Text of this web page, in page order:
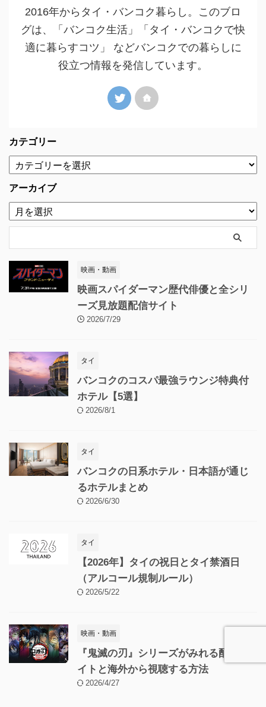
2016年からタイ・バンコク暮らし。このブロ
グは、「バンコク生活」「タイ・バンコクで快
適に暮らすコツ」 などバンコクでの暮らしに
役立つ情報を発信しています。
カテゴリー
アーカイブ
映画・動画
映画スパイダーマン歴代俳優と全シリ
ーズ見放題配信サイト
2026/7/29
タイ
バンコクのコスパ最強ラウンジ特典付
ホテル【5選】
2026/8/1
タイ
バンコクの日系ホテル・日本語が通じ
るホテルまとめ
2026/6/30
タイ
【2026年】タイの祝日とタイ禁酒日
（アルコール規制ルール）
2026/5/22
映画・動画
『鬼滅の刃』シリーズがみれる配信サ
イトと海外から視聴する方法
2026/4/27